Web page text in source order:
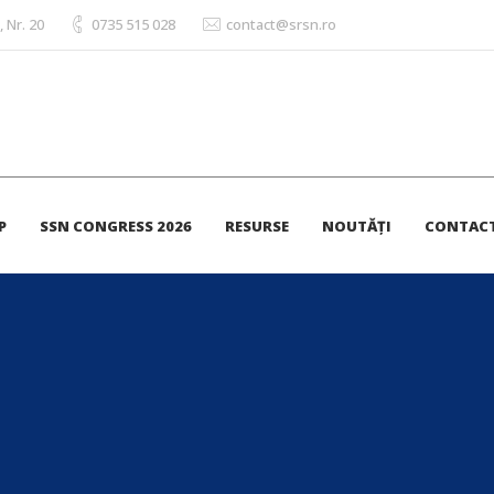
Nr. 20 0735 515 028 contact@srsn.ro
SSN CONGRESS 2026 RESURSE NOUTĂȚI